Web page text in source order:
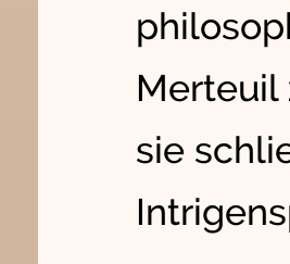
Merteuil
sie